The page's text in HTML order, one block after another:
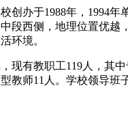
创办于1988年，1994年
段西侧，地理位置优越
环境。
现有教职工119人，其
教师11人。学校领导班